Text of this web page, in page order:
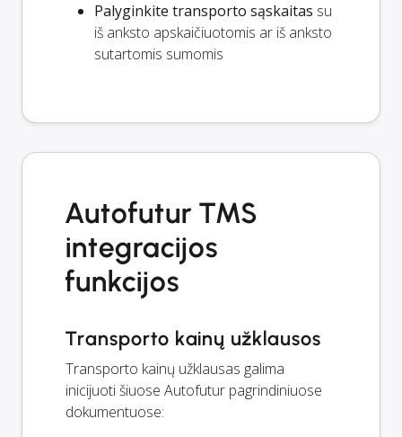
Palyginkite transporto sąskaitas su
iš anksto apskaičiuotomis ar iš anksto
sutartomis sumomis
Autofutur TMS
integracijos
funkcijos
Transporto kainų užklausos
Transporto kainų užklausas galima
inicijuoti šiuose Autofutur pagrindiniuose
dokumentuose: